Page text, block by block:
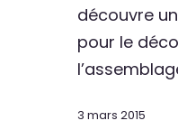
découvre
pour le
3 mars 2015